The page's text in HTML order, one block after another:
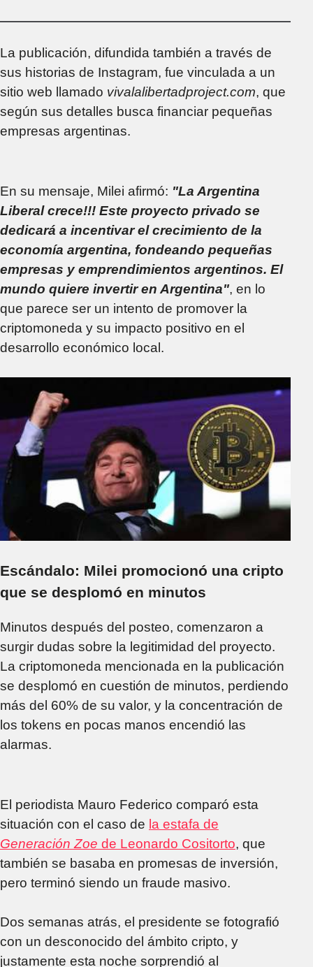
La publicación, difundida también a través de
sus historias de Instagram, fue vinculada a un
sitio web llamado vivalalibertadproject.com, que
según sus detalles busca financiar pequeñas
empresas argentinas.
En su mensaje, Milei afirmó: "La Argentina
Liberal crece!!! Este proyecto privado se
dedicará a incentivar el crecimiento de la
economía argentina, fondeando pequeñas
empresas y emprendimientos argentinos. El
mundo quiere invertir en Argentina", en lo
que parece ser un intento de promover la
criptomoneda y su impacto positivo en el
desarrollo económico local.
Escándalo: Milei promocionó una cripto
que se desplomó en minutos
Minutos después del posteo, comenzaron a
surgir dudas sobre la legitimidad del proyecto.
La criptomoneda mencionada en la publicación
se desplomó en cuestión de minutos, perdiendo
más del 60% de su valor, y la concentración de
los tokens en pocas manos encendió las
alarmas.
El periodista Mauro Federico comparó esta
situación con el caso de la estafa de
Generación Zoe de Leonardo Cositorto, que
también se basaba en promesas de inversión,
pero terminó siendo un fraude masivo.
Dos semanas atrás, el presidente se fotografió
con un desconocido del ámbito cripto, y
justamente esta noche sorprendió al